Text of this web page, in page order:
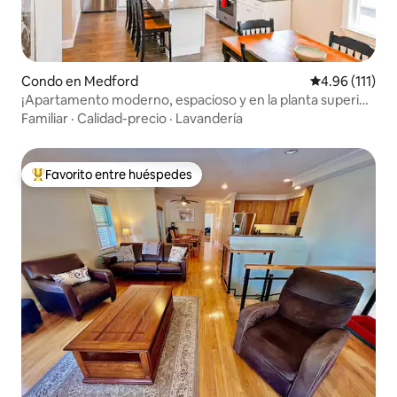
Condo en Medford Calificación
4.96 (111)
¡Apartamento moderno, espacioso y en la planta superior
en una ubicación A++!
Familiar · Calidad-precio · Lavandería
Favorito entre huéspedes preferido
Favorito entre huéspedes